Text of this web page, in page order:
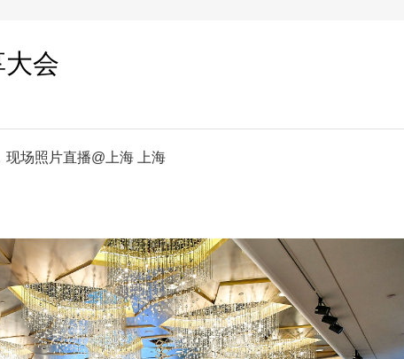
会
场照片直播@上海 上海